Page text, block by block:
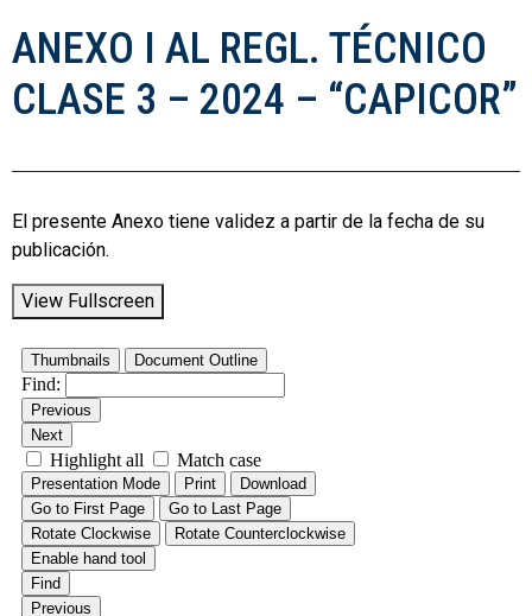
ANEXO I AL REGL. TÉCNICO
CLASE 3 – 2024 – “CAPICOR”
El presente Anexo tiene validez a partir de la fecha de su
publicación.
View Fullscreen